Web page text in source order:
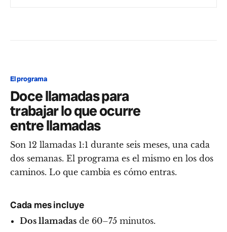
El programa
Doce llamadas para
trabajar lo que ocurre
entre llamadas
Son 12 llamadas 1:1 durante seis meses, una cada
dos semanas. El programa es el mismo en los dos
caminos. Lo que cambia es cómo entras.
Cada mes incluye
Dos llamadas de 60–75 minutos.